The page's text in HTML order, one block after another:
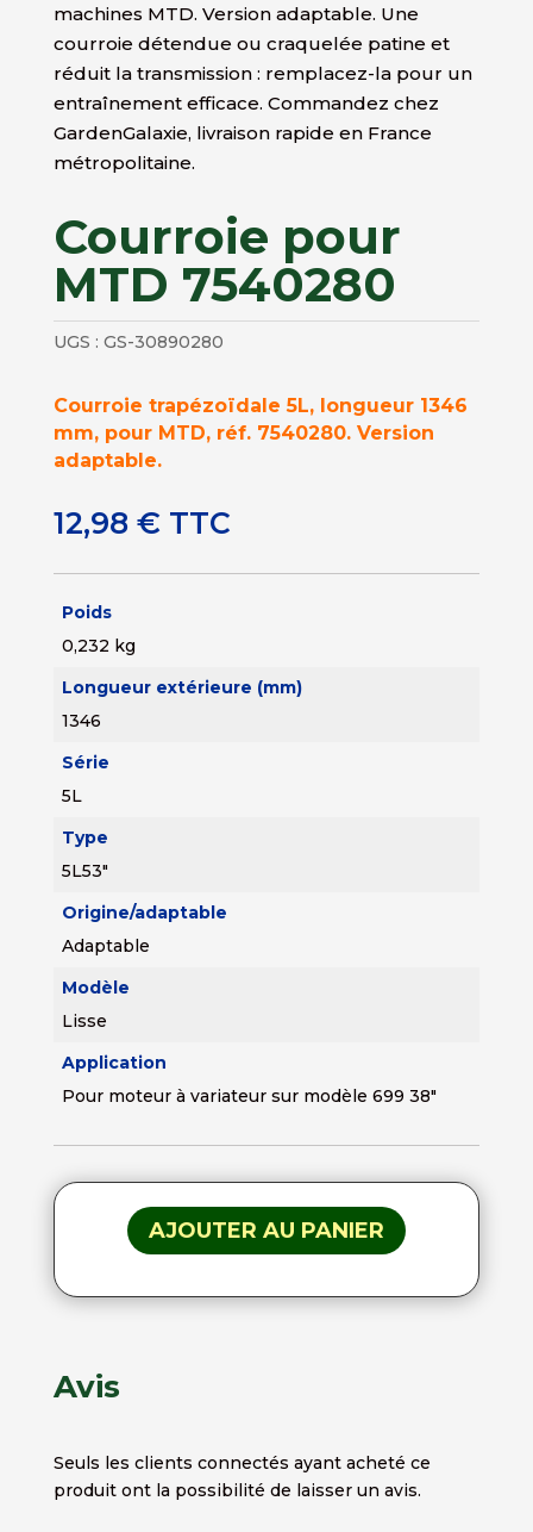
machines MTD. Version adaptable. Une
courroie détendue ou craquelée patine et
réduit la transmission : remplacez-la pour un
entraînement efficace. Commandez chez
GardenGalaxie, livraison rapide en France
métropolitaine.
Courroie pour
MTD 7540280
UGS : GS-30890280
Courroie trapézoïdale 5L, longueur 1346
mm, pour MTD, réf. 7540280. Version
adaptable.
12,98 € TTC
Poids
0,232 kg
Longueur extérieure (mm)
1346
Série
5L
Type
5L53"
Origine/adaptable
Adaptable
Modèle
Lisse
Application
Pour moteur à variateur sur modèle 699 38"
AJOUTER AU PANIER
Avis
Seuls les clients connectés ayant acheté ce
produit ont la possibilité de laisser un avis.